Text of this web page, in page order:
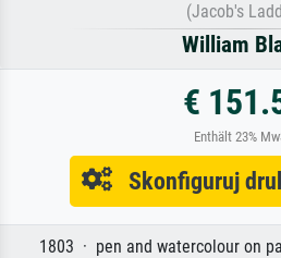
(Jacob's
William
€
Enthält 23%
Skonfiguruj
1803 · pen and watercolour on